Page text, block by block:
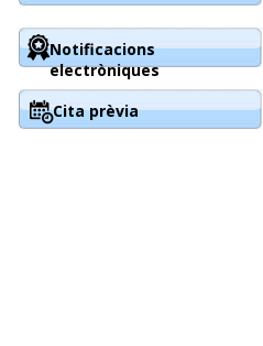
Notificacions
electròniques
Cita prèvia